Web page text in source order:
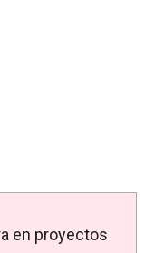
en proyectos